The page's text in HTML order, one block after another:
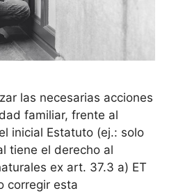
las necesarias acciones
familiar, frente al
inicial Estatuto (ej.: solo
tiene el derecho al
ex art. 37.3 a) ET
corregir esta